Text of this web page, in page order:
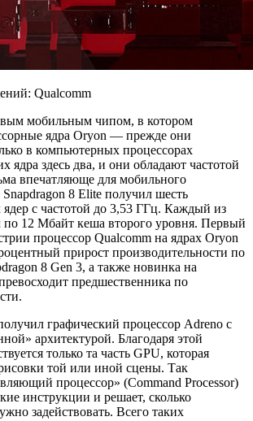
Qualcomm
мобильным чипом, в котором
ядра Oryon — прежде они
в компьютерных процессорах
ядра здесь два, и они обладают частотой
впечатляюще для мобильного
8 Elite получил шесть
с частотой до 3,53 ГГц. Каждый из
по 12 Мбайт кеша второго уровня. Первый
процессор Qualcomm на ядрах Oryon
прирост производительности по
8 Gen 3, а также новинка на
предшественника по
графический процессор Adreno с
архитектурой. Благодаря этой
только та часть GPU, которая
той или иной сцены. Так
процессор» (Command Processor)
инструкции и решает, сколько
задействовать. Всего таких